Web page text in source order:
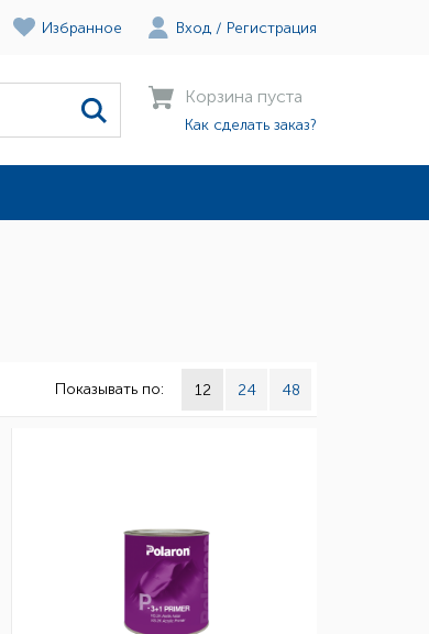
Избранное Вход / Регистрация
Корзина пуста
Как сделать заказ?
Показывать по: 12 24 48